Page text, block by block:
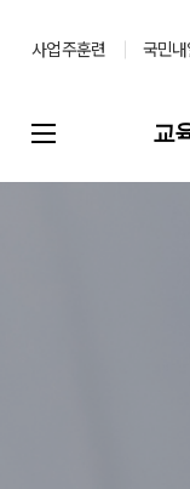
사업주훈련 국민
교